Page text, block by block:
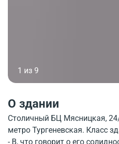
1 из 9
О здании
Столичный БЦ Мясницкая,
метро Тургеневская. Класс
- B, что говорит о его